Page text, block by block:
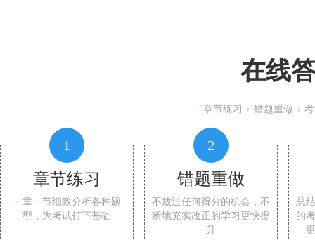
在线
“章节练习 + 错题重做 +
1
章节练习
一章一节细致分析各种题
型，为考试打下基础
2
错题重做
不放过任何得分的机会，不
断地充实改正的学习更快提
升
总
的